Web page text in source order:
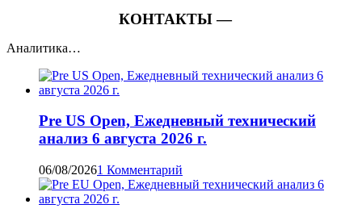
КОНТАКТЫ —
Аналитика…
Pre US Open, Ежедневный технический
анализ 6 августа 2026 г.
06/08/20261 Комментарий